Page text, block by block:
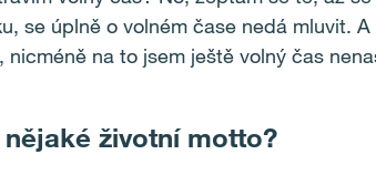
se úplně o volném čase nedá mluvit.
nicméně na to jsem ještě volný čas
životní motto?